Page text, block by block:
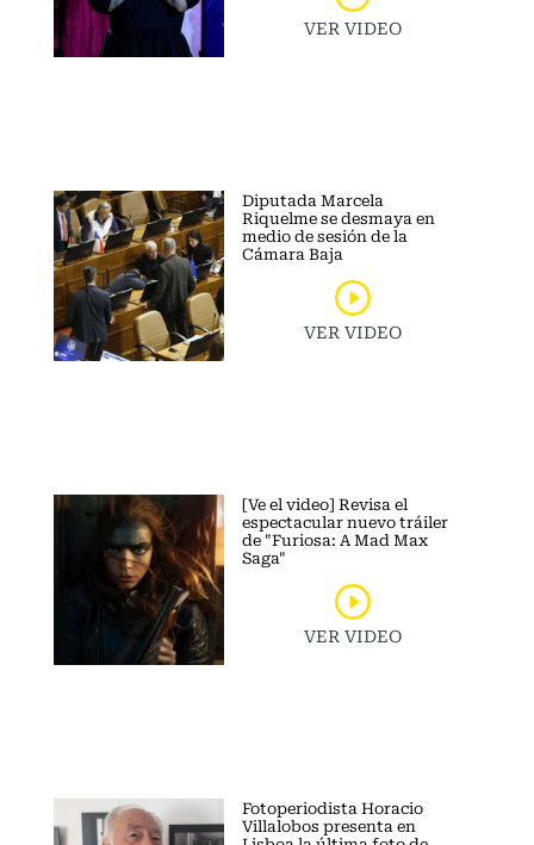
VER VIDEO
Diputada Marcela
Riquelme se desmaya en
medio de sesión de la
Cámara Baja
VER VIDEO
[Ve el video] Revisa el
espectacular nuevo tráiler
de "Furiosa: A Mad Max
Saga"
VER VIDEO
Fotoperiodista Horacio
Villalobos presenta en